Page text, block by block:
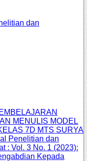
dan
MENULIS MODEL
7D MTS SURYA
Penelitian dan
: Vol. 3 No. 1 (2023):
Kepada